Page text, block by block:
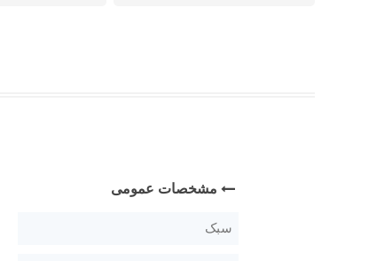
مشخصات عمومی
سبک